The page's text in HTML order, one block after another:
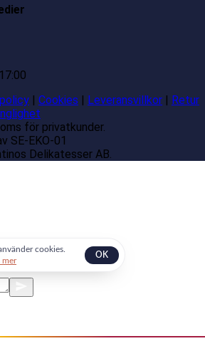
| Cookies | Leveransvillkor | Retur
för privatkunder.
SE-EKO-01
Delikatesser AB.
cookies.
mer
OK